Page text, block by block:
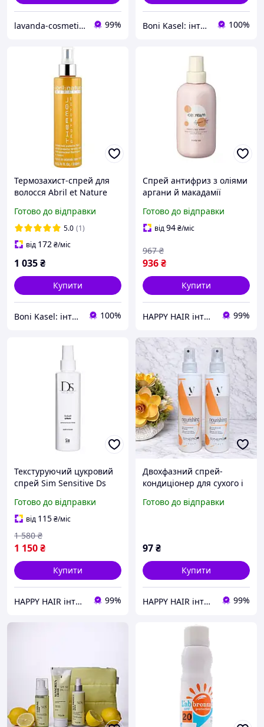
lavanda-cosmetic.prom.ua 99% Boni Kasel: інтернет-магазин професійної косметики для депіляції та боді-арту 100%
Термозахист-спрей для
волосся Abril et Nature
(200 ml)
Готово до відправки
5.0 (1)
від 172₴/міс
1 035₴
Купити
Boni Kasel: інтернет-магазин професійної косметики для депіляції та боді-арту 100%
Спрей антифриз з оліями
аргани й макадамії
Free Spray, 100 мл New
Готово до відправки
від94₴/міс
936₴
967 ₴
Купити
HAPPY HAIR інтернет-магазин професійної косметики для волосся 99%
Текстуруючий цукровий
спрей Sim Sensitive Ds
укладання волосся, 200
мл
Готово до відправки
від 115₴/міс
1 150₴
1 580 ₴
Купити
HAPPY HAIR інтернет-магазин професійної косметики для волосся 99%
Двохфазний спрей-
кондиціонер для сухого і
Y1.3 Sinergy Nourishing
Готово до відправки
97₴
Купити
HAPPY HAIR інтернет-магазин професійної косметики для волосся 99%